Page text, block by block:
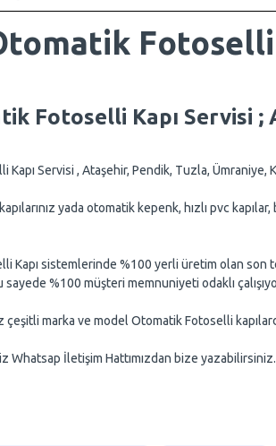
Fotoselli
Fotoselli Kapı Servisi
Servisi , Ataşehir, Pendik, Tuzla, Ümraniye,
yada otomatik kepenk, hızlı pvc
Kapı sistemlerinde %100 yerli üretim olan son
%100 müşteri memnuniyeti odaklı
marka ve model Otomatik Fotoselli
Whatsap İletişim Hattımızdan bize yazabilirsiniz.